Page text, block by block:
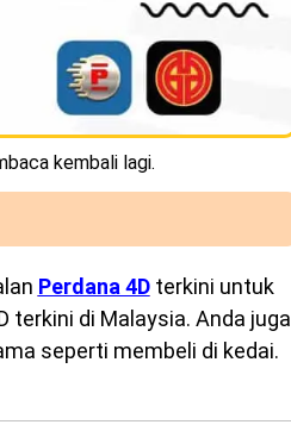
kembali lagi.
Perdana 4Dterkini untuk
terkini di Malaysia. Anda juga
seperti membeli di kedai.